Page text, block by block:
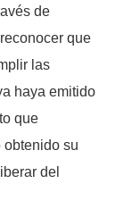
de
que
las
haya emitido
que
obtenido su
del